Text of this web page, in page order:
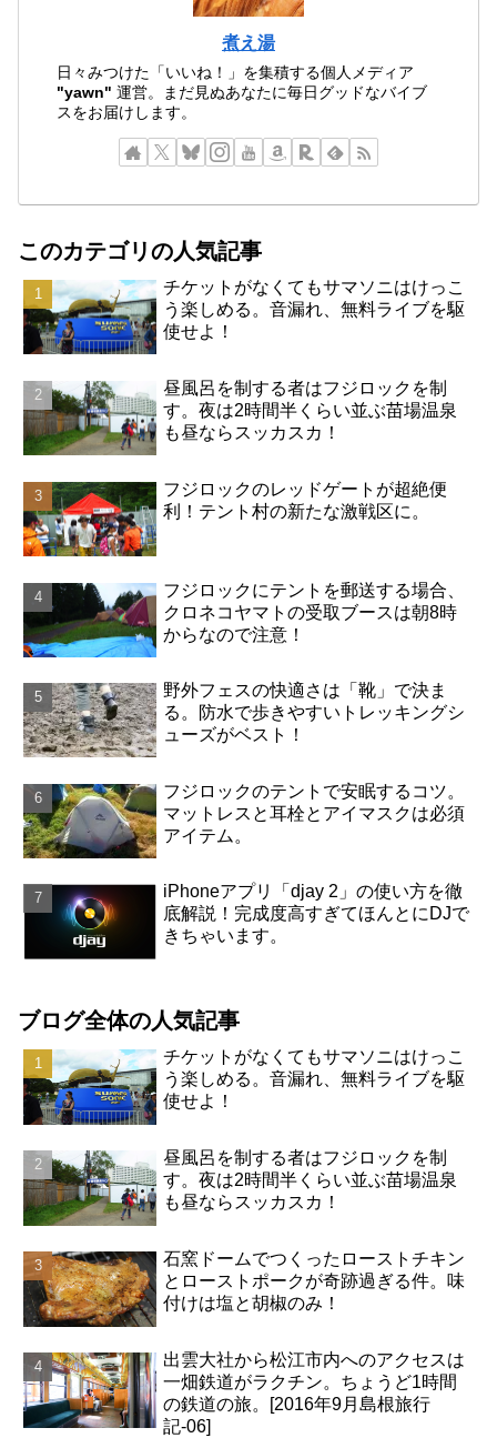
煮え湯
日々みつけた「いいね！」を集積する個人メディア
"yawn" 運営。まだ見ぬあなたに毎日グッドなバイブ
スをお届けします。
このカテゴリの人気記事
チケットがなくてもサマソニはけっこ
う楽しめる。音漏れ、無料ライブを駆
使せよ！
昼風呂を制する者はフジロックを制
す。夜は2時間半くらい並ぶ苗場温泉
も昼ならスッカスカ！
フジロックのレッドゲートが超絶便
利！テント村の新たな激戦区に。
フジロックにテントを郵送する場合、
クロネコヤマトの受取ブースは朝8時
からなので注意！
野外フェスの快適さは「靴」で決ま
る。防水で歩きやすいトレッキングシ
ューズがベスト！
フジロックのテントで安眠するコツ。
マットレスと耳栓とアイマスクは必須
アイテム。
iPhoneアプリ「djay 2」の使い方を徹
底解説！完成度高すぎてほんとにDJで
きちゃいます。
ブログ全体の人気記事
チケットがなくてもサマソニはけっこ
う楽しめる。音漏れ、無料ライブを駆
使せよ！
昼風呂を制する者はフジロックを制
す。夜は2時間半くらい並ぶ苗場温泉
も昼ならスッカスカ！
石窯ドームでつくったローストチキン
とローストポークが奇跡過ぎる件。味
付けは塩と胡椒のみ！
出雲大社から松江市内へのアクセスは
一畑鉄道がラクチン。ちょうど1時間
の鉄道の旅。[2016年9月島根旅行
記-06]